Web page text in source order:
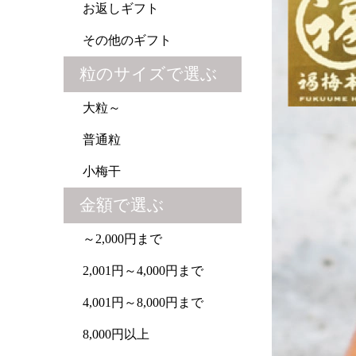
お返しギフト
その他のギフト
粒のサイズで選ぶ
大粒～
普通粒
小梅干
金額で選ぶ
～2,000円まで
2,001円～4,000円まで
4,001円～8,000円まで
8,000円以上